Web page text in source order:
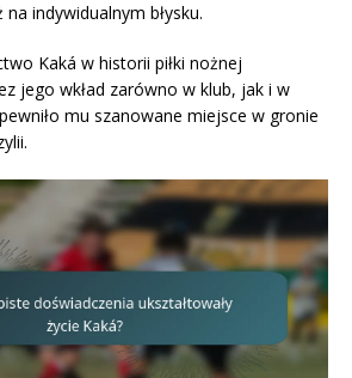
indywidualnym błysku.
Kaká w historii piłki nożnej
jego wkład zarówno w klub, jak i w
mu szanowane miejsce w gronie